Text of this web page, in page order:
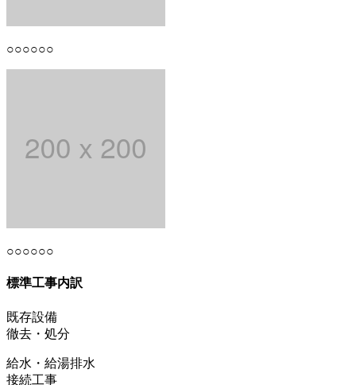
○○○○○○
○○○○○○
標準工事内訳
既存設備
徹去・処分
給水・給湯排水
接続工事